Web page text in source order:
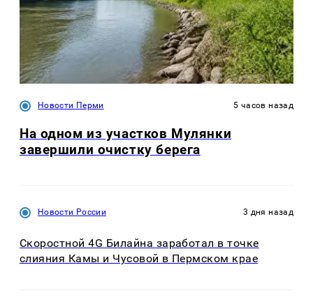
Новости Перми 5 часов назад
На одном из участков Мулянки
завершили очистку берега
Новости России 3 дня назад
Скоростной 4G Билайна заработал в точке
слияния Камы и Чусовой в Пермском крае